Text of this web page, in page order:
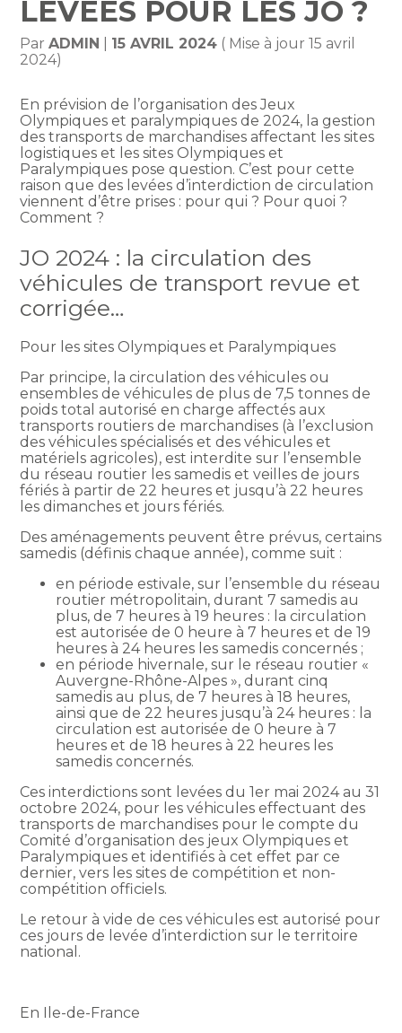
LEVÉES POUR LES JO ?
ParADMIN 15 AVRIL 2024 ( Mise à jour 15 avril
2024)
En prévision de l’organisation des Jeux
Olympiques et paralympiques de 2024, la gestion
des transports de marchandises affectant les sites
logistiques et les sites Olympiques et
Paralympiques pose question. C’est pour cette
raison que des levées d’interdiction de circulation
viennent d’être prises : pour qui ? Pour quoi ?
Comment ?
JO 2024 : la circulation des
véhicules de transport revue et
corrigée…
Pour les sites Olympiques et Paralympiques
Par principe, la circulation des véhicules ou
ensembles de véhicules de plus de 7,5 tonnes de
poids total autorisé en charge affectés aux
transports routiers de marchandises (à l’exclusion
des véhicules spécialisés et des véhicules et
matériels agricoles), est interdite sur l’ensemble
du réseau routier les samedis et veilles de jours
fériés à partir de 22 heures et jusqu’à 22 heures
les dimanches et jours fériés.
Des aménagements peuvent être prévus, certains
samedis (définis chaque année), comme suit :
en période estivale, sur l’ensemble du réseau
routier métropolitain, durant 7 samedis au
plus, de 7 heures à 19 heures : la circulation
est autorisée de 0 heure à 7 heures et de 19
heures à 24 heures les samedis concernés ;
en période hivernale, sur le réseau routier «
Auvergne-Rhône-Alpes », durant cinq
samedis au plus, de 7 heures à 18 heures,
ainsi que de 22 heures jusqu’à 24 heures : la
circulation est autorisée de 0 heure à 7
heures et de 18 heures à 22 heures les
samedis concernés.
Ces interdictions sont levées du 1er mai 2024 au 31
octobre 2024, pour les véhicules effectuant des
transports de marchandises pour le compte du
Comité d’organisation des jeux Olympiques et
Paralympiques et identifiés à cet effet par ce
dernier, vers les sites de compétition et non-
compétition officiels.
Le retour à vide de ces véhicules est autorisé pour
ces jours de levée d’interdiction sur le territoire
national.
En Ile-de-France